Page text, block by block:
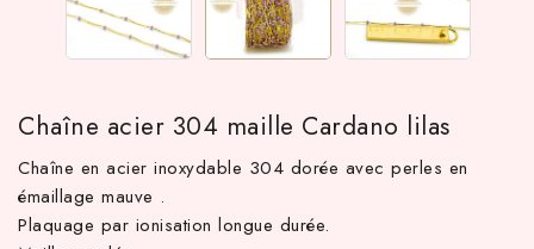
Chaîne acier 304 maille Cardano lilas
Chaîne en acier inoxydable 304 dorée avec perles en
émaillage mauve .
Plaquage par ionisation longue durée.